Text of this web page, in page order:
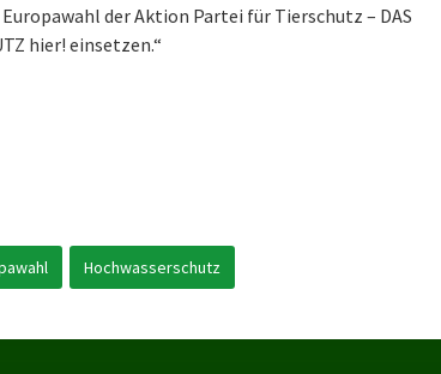
der Aktion Partei für Tierschutz – DAS
hier! einsetzen.“
Hochwasserschutz